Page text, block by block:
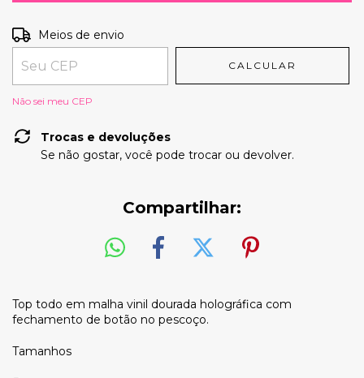
Entregas para o CEP:
Meios de envio
CALCULAR
Não sei meu CEP
Trocas e devoluções
Se não gostar, você pode trocar ou devolver.
Compartilhar:
Top todo em malha vinil dourada holográfica com
fechamento de botão no pescoço.
Tamanhos